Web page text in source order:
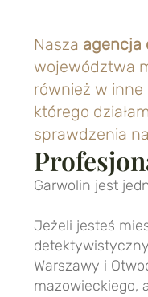
Nasza agencja
województwa
również w
którego
sprawdzenia
Garwolin jest
Jeżeli jesteś
Warszawy i
mazowieckiego,